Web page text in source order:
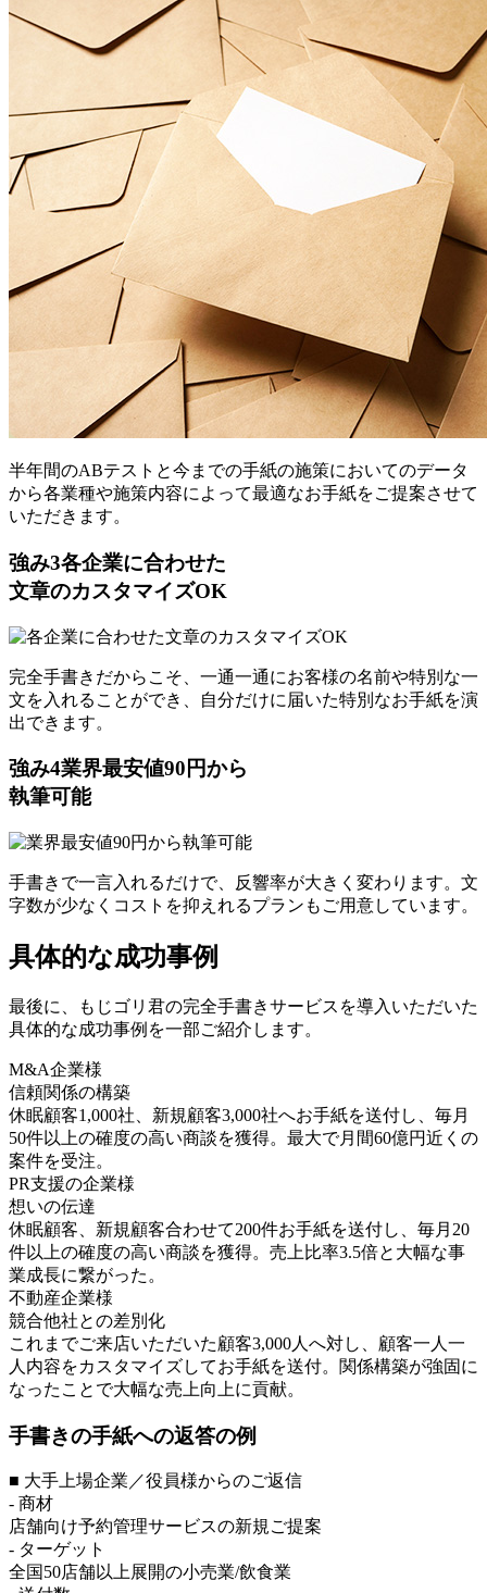
半年間のABテストと今までの手紙の施策においてのデータ
から各業種や施策内容によって最適なお手紙をご提案させて
いただきます。
強み3各企業に合わせた
文章のカスタマイズOK
完全手書きだからこそ、一通一通にお客様の名前や特別な一
文を入れることができ、自分だけに届いた特別なお手紙を演
出できます。
強み4業界最安値90円から
執筆可能
手書きで一言入れるだけで、反響率が大きく変わります。文
字数が少なくコストを抑えれるプランもご用意しています。
具体的な成功事例
最後に、もじゴリ君の完全手書きサービスを導入いただいた
具体的な成功事例を一部ご紹介します。
M&A企業様
信頼関係の構築
休眠顧客1,000社、新規顧客3,000社へお手紙を送付し、毎月
50件以上の確度の高い商談を獲得。最大で月間60億円近くの
案件を受注。
PR支援の企業様
想いの伝達
休眠顧客、新規顧客合わせて200件お手紙を送付し、毎月20
件以上の確度の高い商談を獲得。売上比率3.5倍と大幅な事
業成長に繋がった。
不動産企業様
競合他社との差別化
これまでご来店いただいた顧客3,000人へ対し、顧客一人一
人内容をカスタマイズしてお手紙を送付。関係構築が強固に
なったことで大幅な売上向上に貢献。
手書きの手紙への返答の例
■ 大手上場企業／役員様からのご返信
- 商材
店舗向け予約管理サービスの新規ご提案
- ターゲット
全国50店舗以上展開の小売業/飲食業